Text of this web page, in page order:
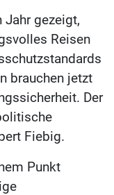
Jahr gezeigt,
Reisen
brauchen jetzt
Der
Fiebig.
Punkt